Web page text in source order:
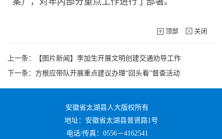
顶部 关闭
上一条：【图片新闻】李加生开展文明创建交通劝导工作
下一条：方根应带队开展重点建议办理“回头看”督查活动
安徽省太湖县人大版权所有
地址：安徽省太湖县普贤路1号
电话/传真：0556－4162541